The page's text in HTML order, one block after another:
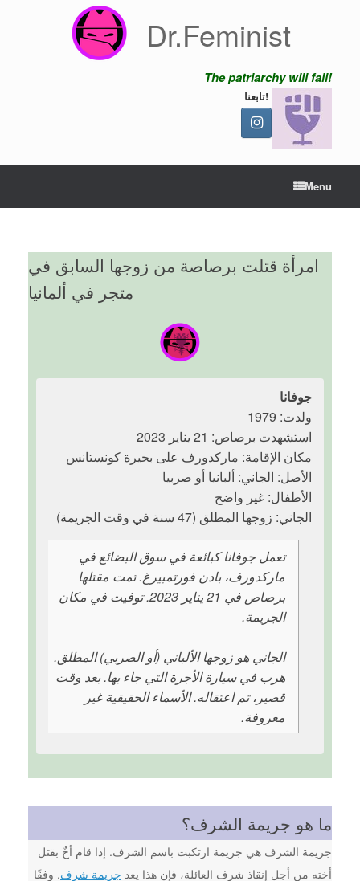
Dr.Feminist
The patriarchy will fall!
تابعنا!
Menu
امرأة قتلت برصاصة من زوجها السابق في
متجر في ألمانيا
جوفانا
ولدت: 1979
استشهدت برصاص: 21 يناير 2023
مكان الإقامة: ماركدورف على بحيرة كونستانس
الأصل: الجاني: ألبانيا أو صربيا
الأطفال: غير واضح
الجاني: زوجها المطلق (47 سنة في وقت الجريمة)
تعمل جوفانا كبائعة في سوق البضائع في
ماركدورف، بادن فورتمبيرغ. تمت مقتلها
برصاص في 21 يناير 2023. توفيت في مكان
الجريمة.
الجاني هو زوجها الألباني (أو الصربي) المطلق.
هرب في سيارة الأجرة التي جاء بها. بعد وقت
قصير، تم اعتقاله. الأسماء الحقيقية غير
معروفة.
ما هو جريمة الشرف؟
جريمة الشرف هي جريمة ارتكبت باسم الشرف. إذا قام أخٌ بقتل
أخته من أجل إنقاذ شرف العائلة، فإن هذا يعد جريمة شرف. وفقًا